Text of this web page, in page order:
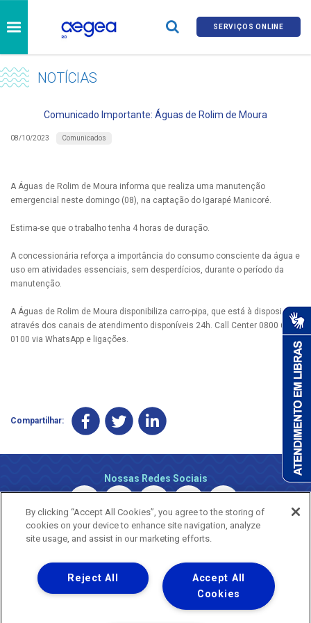
SERVIÇOS ONLINE
NOTÍCIAS
Comunicado Importante: Águas de Rolim de Moura
08/10/2023 Comunicados
A Águas de Rolim de Moura informa que realiza uma manutenção
emergencial neste domingo (08), na captação do Igarapé Manicoré.
Estima-se que o trabalho tenha 4 horas de duração.
A concessionária reforça a importância do consumo consciente da água e
uso em atividades essenciais, sem desperdícios, durante o período da
manutenção.
A Águas de Rolim de Moura disponibiliza carro-pipa, que está à disposição
através dos canais de atendimento disponíveis 24h. Call Center 0800 690
0100 via WhatsApp e ligações.
Compartilhar:
Nossas Redes Sociais
Copyright © 2026 - Todos os Direitos Reservados.
Nossa natureza movimenta a vida
By clicking “Accept All Cookies”, you agree to the storing of
cookies on your device to enhance site navigation, analyze
site usage, and assist in our marketing efforts.
Accept All
Cookies
Reject All